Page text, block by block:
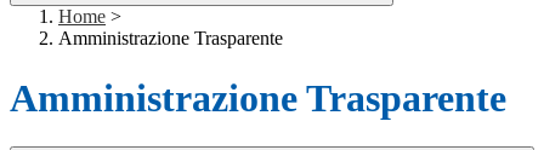
Home >
Amministrazione Trasparente
Amministrazione Trasparente